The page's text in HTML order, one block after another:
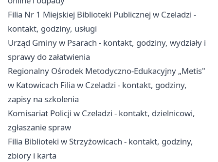
Filia Nr 1 Miejskiej Biblioteki Publicznej w Czeladzi -
kontakt, godziny, usługi
Urząd Gminy w Psarach - kontakt, godziny, wydziały i
sprawy do załatwienia
Regionalny Ośrodek Metodyczno-Edukacyjny „Metis"
w Katowicach Filia w Czeladzi - kontakt, godziny,
zapisy na szkolenia
Komisariat Policji w Czeladzi - kontakt, dzielnicowi,
zgłaszanie spraw
Filia Biblioteki w Strzyżowicach - kontakt, godziny,
zbiory i karta